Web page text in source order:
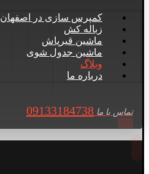
کمپرس سازی در اصفهان
زباله کش
ماشین قیرپاش
ماشین جدول شوی
وبلاگ
درباره ما
تماس با ما 09133184738